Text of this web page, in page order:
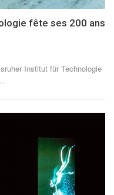
fête ses 200 ans
Institut für Technologie